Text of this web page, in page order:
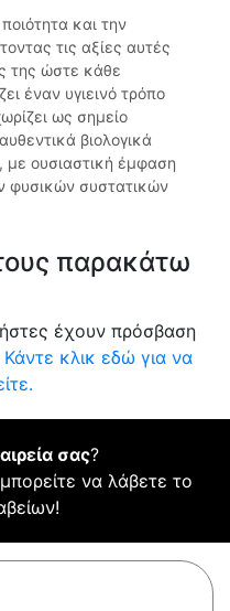
και την
τις αξίες αυτές
της ώστε κάθε
έναν υγιεινό τρόπο
ως σημείο
βιολογικά
με ουσιαστική έμφαση
φυσικών συστατικών
παρακάτω
έχουν πρόσβαση
Κάντε κλικ εδώ για να
σας?
να λάβετε το